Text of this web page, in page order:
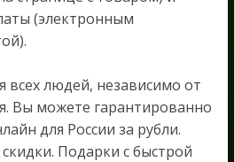
(электронным
всех людей, независимо от
Вы можете гарантированно
для России за рубли.
Подарки с быстрой